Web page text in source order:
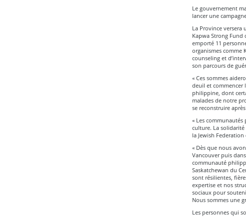
Le gouvernement
lancer une
La Province versera
Kapwa Strong Fund
emporté 11
organismes comme
counseling et
son parcours de
« Ces sommes
deuil et commencer
philippine, dont
malades de notre
se reconstruire
« Les
culture. La
la Jewish
« Dès que nous
Vancouver puis
communauté
Saskatchewan du
sont résilientes,
expertise et nos
sociaux pour
Nous sommes une
Les personnes qui